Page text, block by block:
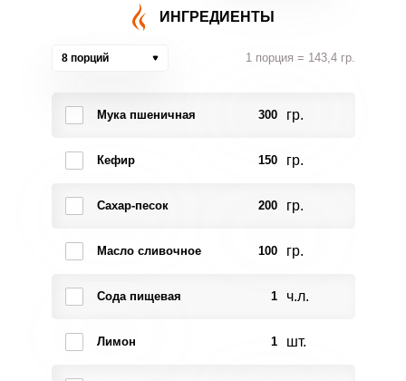
ИНГРЕДИЕНТЫ
8 порций 1 порция = 143,4 гр.
Мука пшеничная 300 гр.
Кефир 150 гр.
Сахар-песок 200 гр.
Масло сливочное 100 гр.
Сода пищевая 1 ч.л.
Лимон 1 шт.